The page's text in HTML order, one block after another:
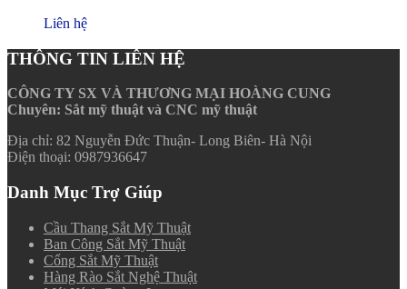
Liên hệ
THÔNG TIN LIÊN HỆ
CÔNG TY SX VÀ THƯƠNG MẠI HOÀNG CUNG
Chuyên: Sắt mỹ thuật và CNC mỹ thuật
Địa chỉ: 82 Nguyễn Đức Thuận- Long Biên- Hà Nội
Điện thoại: 0987936647
Danh Mục Trợ Giúp
Cầu Thang Sắt Mỹ Thuật
Ban Công Sắt Mỹ Thuật
Cổng Sắt Mỹ Thuật
Hàng Rào Sắt Nghệ Thuật